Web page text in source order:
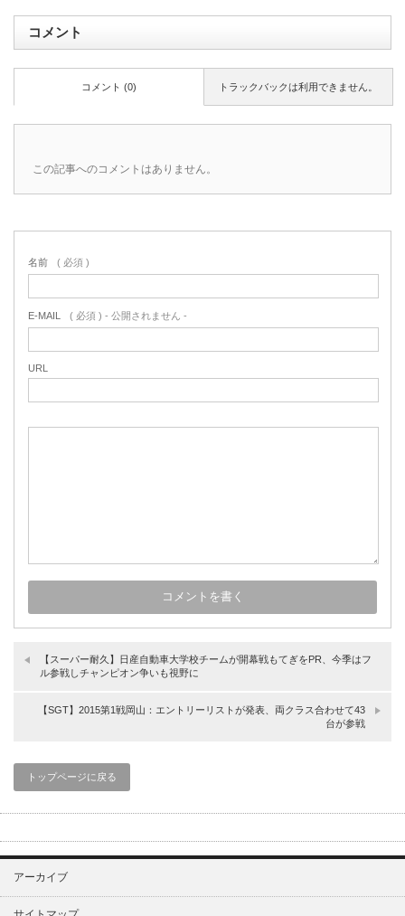
コメント
トラックバックは利用できません。
コメント (0)
この記事へのコメントはありません。
名前 ( 必須 )
E-MAIL ( 必須 ) - 公開されません -
URL
【スーパー耐久】日産自動車大学校チームが開幕戦もてぎをPR、今季はフ
ル参戦しチャンピオン争いも視野に
【SGT】2015第1戦岡山：エントリーリストが発表、両クラス合わせて43
台が参戦
トップページに戻る
アーカイブ